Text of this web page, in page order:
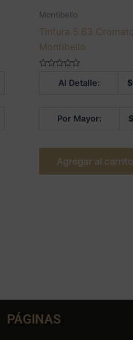
Montibello
Tintura 5.63
Montibello
Al Detalle: $
Por Mayor: $
Agregar al carrito
PÁGINAS